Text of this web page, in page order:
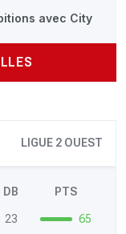
avec City
LIGUE 2 OUEST
DB PTS
23
65